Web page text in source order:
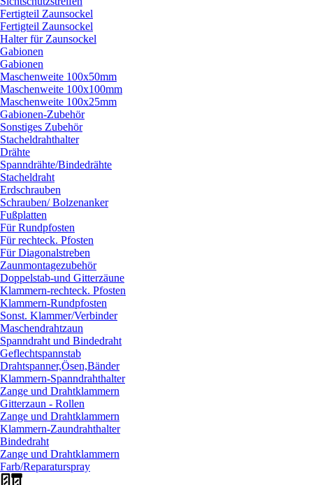
Fertigteil Zaunsockel
Fertigteil Zaunsockel
Halter für Zaunsockel
Gabionen
Gabionen
Maschenweite 100x50mm
Maschenweite 100x100mm
Maschenweite 100x25mm
Gabionen-Zubehör
Sonstiges Zubehör
Stacheldrahthalter
Drähte
Spanndrähte/Bindedrähte
Stacheldraht
Erdschrauben
Schrauben/Bolzenanker
Fußplatten
Für Rundpfosten
Für rechteck. Pfosten
Für Diagonalstreben
Zaunmontagezubehör
Doppelstab-und Gitterzäune
Klammern-rechteck. Pfosten
Klammern-Rundpfosten
Sonst. Klammer/Verbinder
Maschendrahtzaun
Spanndraht und Bindedraht
Geflechtspannstab
Drahtspanner,Ösen,Bänder
Klammern-Spanndrahthalter
Zange und Drahtklammern
Gitterzaun - Rollen
Zange und Drahtklammern
Klammern-Zaundrahthalter
Bindedraht
Zange und Drahtklammern
Farb/Reparaturspray